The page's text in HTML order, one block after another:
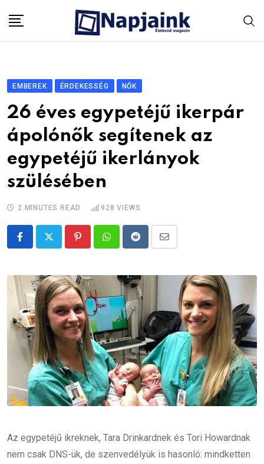
EMBEREK ÉRDEKESSÉG NŐK
26 éves egypetéjű ikerpár
ápolónők segítenek az
egypetéjű ikerlányok
szülésében
2 MINUTES READ 928 VIEWS
PinterestWhatsappRedditShare
Email
Az egypetéjű ikreknek, Tara Drinkardnek és Tori Howardnak
nem csak DNS-ük, de szenvedélyük is hasonló: mindketten